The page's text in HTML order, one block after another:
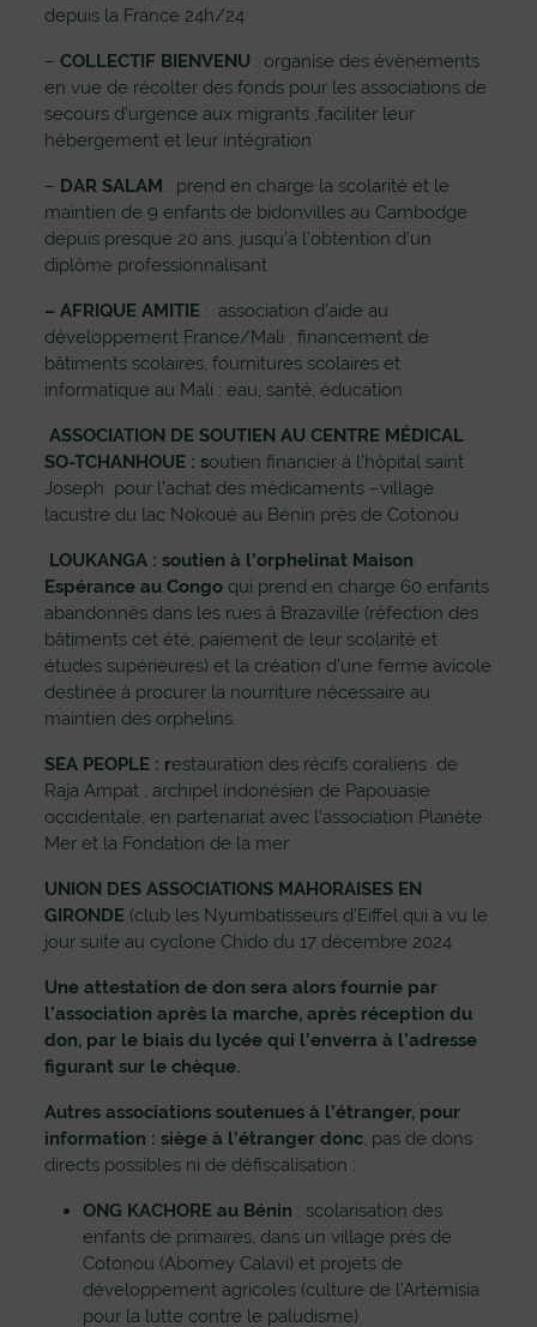
depuis la France 24h/24
– COLLECTIF BIENVENU : organise des évènements
en vue de récolter des fonds pour les associations de
secours d’urgence aux migrants ,faciliter leur
hébergement et leur intégration
– DAR SALAM : prend en charge la scolarité et le
maintien de 9 enfants de bidonvilles au Cambodge
depuis presque 20 ans, jusqu’à l’obtention d’un
diplôme professionnalisant
– AFRIQUE AMITIE : association d’aide au
développement France/Mali : financement de
bâtiments scolaires, fournitures scolaires et
informatique au Mali : eau, santé, éducation
ASSOCIATION DE SOUTIEN AU CENTRE MÉDICAL
SO-TCHANHOUE : soutien financier à l’hôpital saint
Joseph pour l’achat des médicaments –village
lacustre du lac Nokoué au Bénin près de Cotonou
LOUKANGA : soutien à l’orphelinat Maison
Espérance au Congo qui prend en charge 60 enfants
abandonnés dans les rues à Brazaville (réfection des
bâtiments cet été, paiement de leur scolarité et
études supérieures) et la création d’une ferme avicole
destinée à procurer la nourriture nécessaire au
maintien des orphelins.
SEA PEOPLE : restauration des récifs coraliens de
Raja Ampat , archipel indonésien de Papouasie
occidentale, en partenariat avec l’association Planète
Mer et la Fondation de la mer
UNION DES ASSOCIATIONS MAHORAISES EN
GIRONDE (club les Nyumbatisseurs d’Eiffel qui a vu le
jour suite au cyclone Chido du 17 décembre 2024
Une attestation de don sera alors fournie par
l’association après la marche, après réception du
don, par le biais du lycée qui l’enverra à l’adresse
figurant sur le chèque.
Autres associations soutenues à l’étranger, pour
information : siège à l’étranger donc , pas de dons
directs possibles ni de défiscalisation :
ONG KACHORE au Bénin : scolarisation des
enfants de primaires, dans un village près de
Cotonou (Abomey Calavi) et projets de
développement agricoles (culture de l’Artemisia
pour la lutte contre le paludisme)